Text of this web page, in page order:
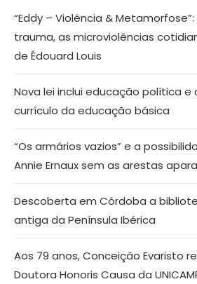
“Eddy – Violência &
trauma, as microviolências
de Édouard Louis
Nova lei inclui educação política e
currículo da educação básica
“Os armários vazios” e a
Annie Ernaux sem as arestas
Descoberta em Córdoba a
antiga da Península Ibérica
Aos 79 anos, Conceição Evaristo
Doutora Honoris Causa da